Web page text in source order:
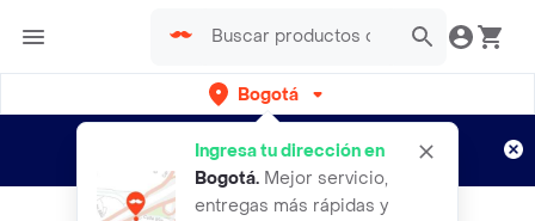
Bogotá
Ingresa tu dirección en
Bogotá. Mejor servicio,
entregas más rápidas y
envíos gratis por semanas
Aplican TyC